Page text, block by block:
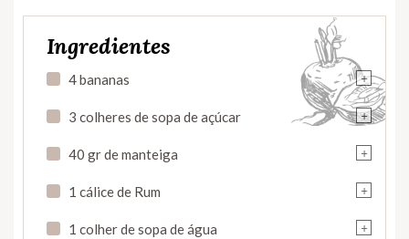
Ingredientes
+
4 bananas
+
3 colheres de sopa de açúcar
+
40 gr de manteiga
+
1 cálice de Rum
+
1 colher de sopa de água